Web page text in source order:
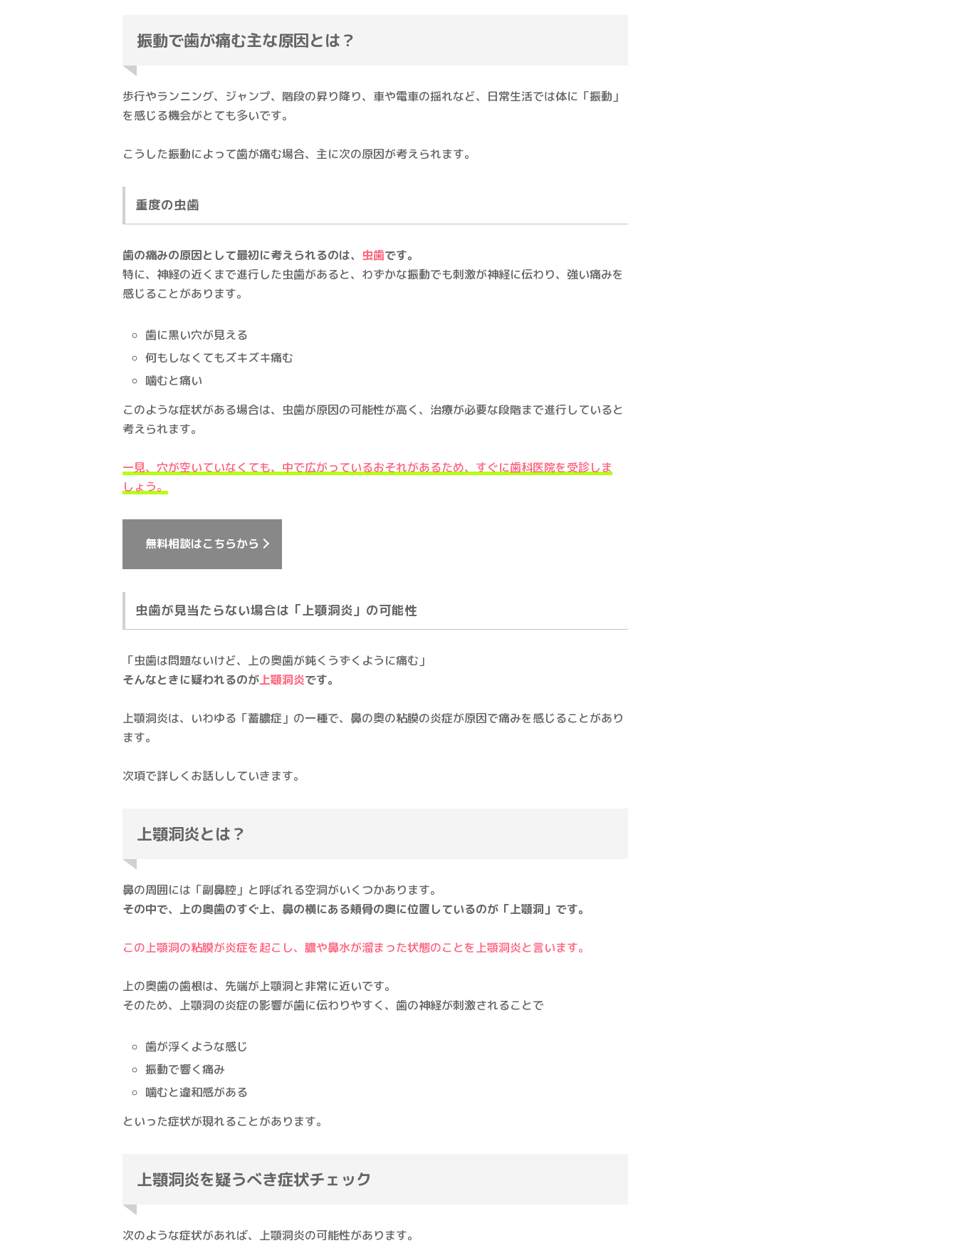
振動で歯が痛む主な原因とは？
歩行やランニング、ジャンプ、階段の昇り降り、車や電車の揺れなど、日常生活では体に「振動」
を感じる機会がとても多いです。
こうした振動によって歯が痛む場合、主に次の原因が考えられます。
重度の虫歯
歯の痛みの原因として最初に考えられるのは、 虫歯です。
特に、神経の近くまで進行した虫歯があると、わずかな振動でも刺激が神経に伝わり、強い痛みを
感じることがあります。
歯に黒い穴が見える
何もしなくてもズキズキ痛む
噛むと痛い
このような症状がある場合は、虫歯が原因の可能性が高く、治療が必要な段階まで進行していると
考えられます。
一見、穴が空いていなくても、中で広がっているおそれがあるため、すぐに歯科医院を受診しま
しょう。
無料相談はこちらから
虫歯が見当たらない場合は「上顎洞炎」の可能性
「虫歯は問題ないけど、上の奥歯が鈍くうずくように痛む」
そんなときに疑われるのが上顎洞炎です。
上顎洞炎は、いわゆる「蓄膿症」の一種で、鼻の奥の粘膜の炎症が原因で痛みを感じることがあり
ます。
次項で詳しくお話ししていきます。
上顎洞炎とは？
鼻の周囲には「副鼻腔」と呼ばれる空洞がいくつかあります。
その中で、上の奥歯のすぐ上、鼻の横にある頬骨の奥に位置しているのが「上顎洞」です。
この上顎洞の粘膜が炎症を起こし、膿や鼻水が溜まった状態のことを上顎洞炎と言います。
上の奥歯の歯根は、先端が上顎洞と非常に近いです。
そのため、上顎洞の炎症の影響が歯に伝わりやすく、歯の神経が刺激されることで
歯が浮くような感じ
振動で響く痛み
噛むと違和感がある
といった症状が現れることがあります。
上顎洞炎を疑うべき症状チェック
次のような症状があれば、上顎洞炎の可能性があります。